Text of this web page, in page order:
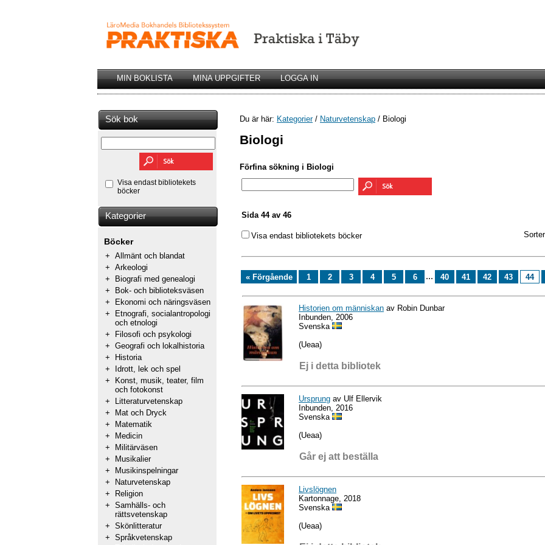
MIN BOKLISTA MINA UPPGIFTER LOGGA IN
Sök bok
Visa endast bibliotekets
böcker
Kategorier
Böcker
+ Allmänt och blandat
+ Arkeologi
+
Biografi med genealogi
+
Bok- och biblioteksväsen
+
Ekonomi och näringsväsen
+
Etnografi, socialantropologi
och etnologi
+
Filosofi och psykologi
+ Geografi och lokalhistoria
+
Historia
+
Idrott, lek och spel
+
Konst, musik, teater, film
och fotokonst
+
Litteraturvetenskap
+
Mat och Dryck
+
Matematik
+
Medicin
+
Militärväsen
+
Musikalier
+
Musikinspelningar
+
Naturvetenskap
+
Religion
+ Samhälls- och
rättsvetenskap
+ Skönlitteratur
+ Språkvetenskap
Du är här: Kategorier/ Naturvetenskap / Biologi
Biologi
Förfina sökning i Biologi
Sida 44 av 46
Visa endast bibliotekets böcker
« Förgående 1 2 3 4 5 6 ... 40 41 42 43 44
Historien om människan av Robin Dunbar
Inbunden, 2006
Svenska
(Ueaa)
Ej i detta bibliotek
Ursprung av Ulf Ellervik
Inbunden, 2016
Svenska
(Ueaa)
Går ej att beställa
Livslögnen
Kartonnage, 2018
Svenska
(Ueaa)